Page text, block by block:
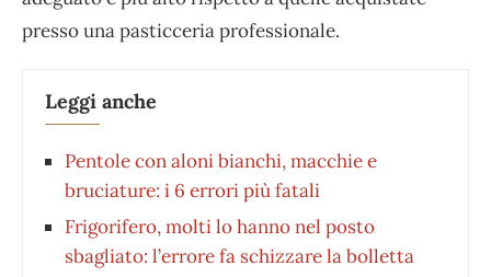
presso una pasticceria professionale.
Leggi anche
Pentole con aloni bianchi, macchie e
bruciature: i 6 errori più fatali
Frigorifero, molti lo hanno nel posto
sbagliato: l’errore fa schizzare la bolletta